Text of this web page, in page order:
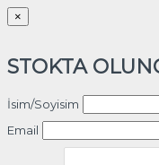
×
STOKTA
İsim/Soyisim
Email